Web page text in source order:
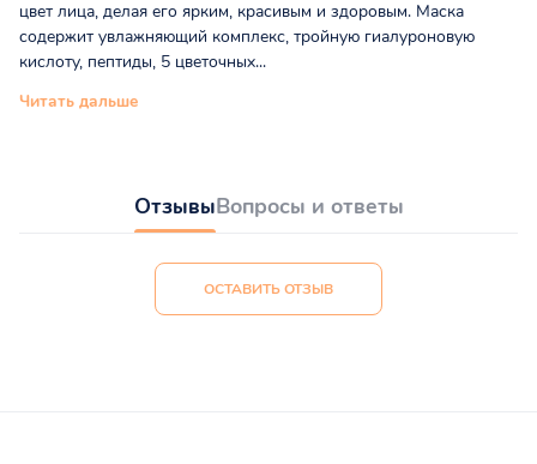
цвет лица, делая его ярким, красивым и здоровым. Маска
содержит увлажняющий комплекс, тройную гиалуроновую
кислоту, пептиды, 5 цветочных...
Читать дальше
ОтзывыВопросы и ответы
ОСТАВИТЬ ОТЗЫВ